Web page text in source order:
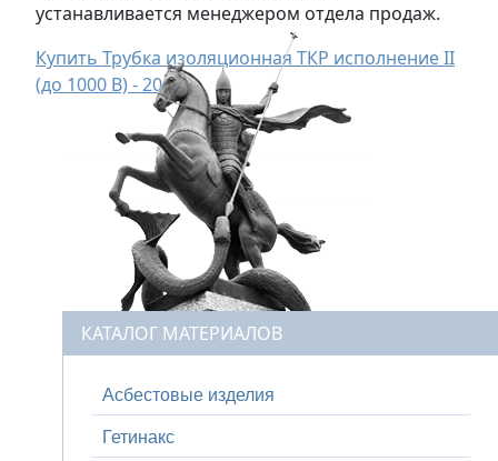
устанавливается менеджером отдела продаж.
Купить Трубка изоляционная ТКР исполнение II
(до 1000 В) - 20 мм
КАТАЛОГ МАТЕРИАЛОВ
Асбестовые изделия
Гетинакс